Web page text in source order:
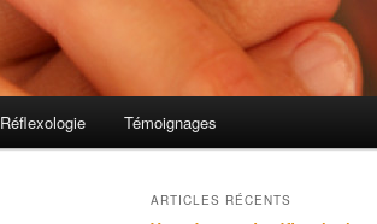
Réflexologie Témoignages
ARTICLES RÉCENTS